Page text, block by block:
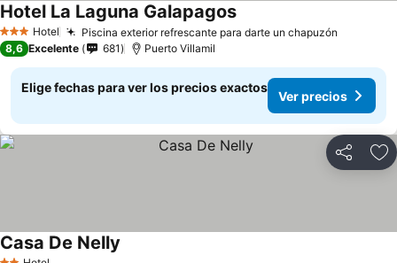
3 Estrellas
Hotel Piscina exterior refrescante para darte un chapuzón
Hotel La Laguna GalapagosVer precios
8,6 Excelente 681 Puerto Villamil
Elige fechas para ver los precios exactos
Ver precios
Compartir
Casa De Nelly